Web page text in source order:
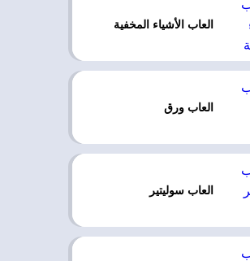
العاب الأشياء المخفية
العاب ورق
العاب سوليتير